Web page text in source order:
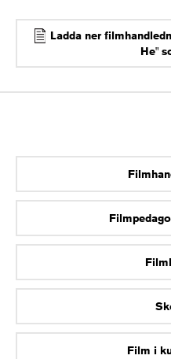
Ladda ner
He"
Film i